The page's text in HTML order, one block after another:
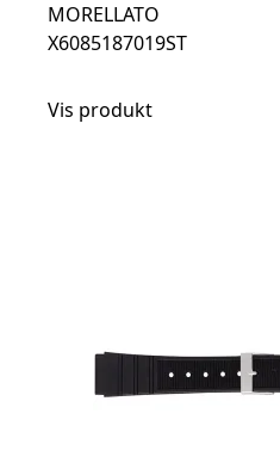
MORELLATO
X6085187019ST
Vis produkt